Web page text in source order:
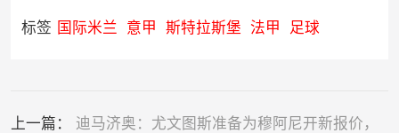
标签 国际米兰 意甲 斯特拉斯堡 法甲 足球
上一篇： 迪马济奥：尤文图斯准备为穆阿尼开新报价，